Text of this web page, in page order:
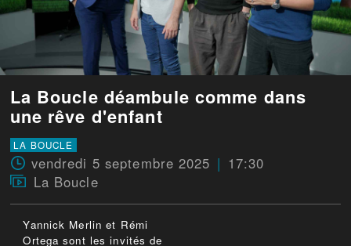
La Boucle déambule comme dans
une rêve d'enfant
LA BOUCLE
vendredi 5 septembre 2025
17:30
La Boucle
Yannick Merlin et Rémi
Ortega sont les invités de